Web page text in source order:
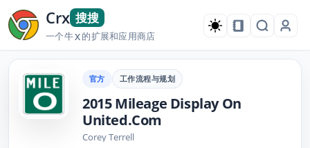
Crx 搜搜
一个牛X的扩展和应用商店
官方 工作流程与规划
2015 Mileage Display On
United.Com
Corey Terrell